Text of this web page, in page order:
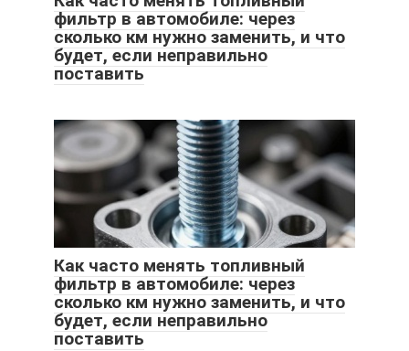
фильтр в автомобиле: через
сколько км нужно заменить, и что
будет, если неправильно
поставить
Как часто менять топливный
фильтр в автомобиле: через
сколько км нужно заменить, и что
будет, если неправильно
поставить